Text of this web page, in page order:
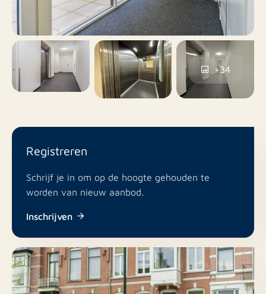
Ja
Dakterras Nee
Op eigen terrein,
+34
Registreren
Schrijf je in om op de hoogte gehouden te
worden van nieuw aanbod.
Inschrijven